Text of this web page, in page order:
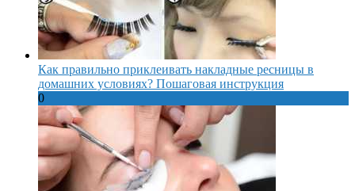
Как правильно приклеивать накладные ресницы в
домашних условиях? Пошаговая инструкция
0